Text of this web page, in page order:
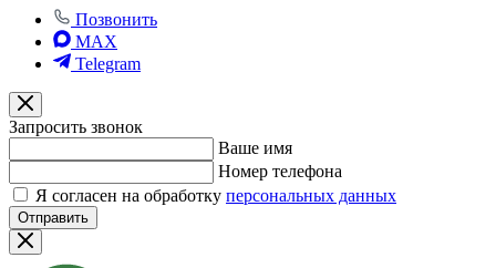
Позвонить
MAX
Telegram
Запросить звонок
Ваше имя
Номер телефона
Я согласен на обработку персональных данных
Отправить